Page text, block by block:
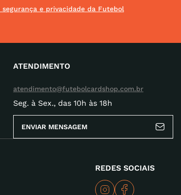
e privacidade da Futebol
ATENDIMENTO
atendimento@futebolcardshop.com.br
Seg. à Sex., das 10h às 18h
ENVIAR MENSAGEM
REDES SOCIAIS